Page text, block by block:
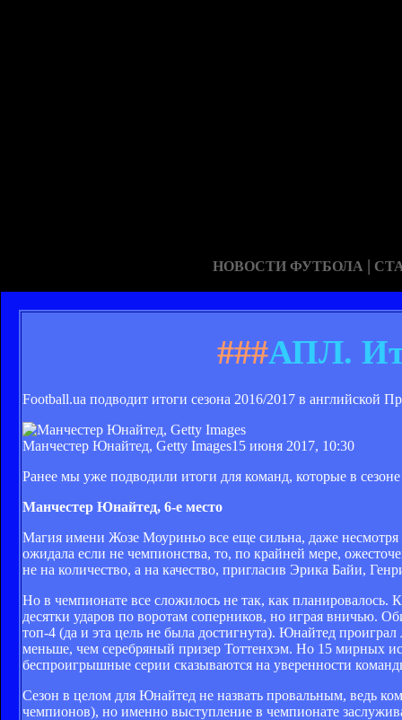
НОВОСТИ ФУТБОЛА |
###АПЛ.
Football.ua подводит итоги сезона 2016/2017 в английской
Манчестер Юнайтед, Getty Images15 июня 2017, 10:30
Ранее мы уже подводили итоги для команд, которые в
Манчестер Юнайтед, 6-е место
Магия имени Жозе Моуриньо все еще сильна, даже
ожидала если не чемпионства, то, по крайней мере,
не на количество, а на качество, пригласив Эрика Байи,
Но в чемпионате все сложилось не так, как планировалось.
десятки ударов по воротам соперников, но играя вничью.
топ-4 (да и эта цель не была достигнута). Юнайтед
меньше, чем серебряный призер Тоттенхэм. Но 15 мирных
беспроигрышные серии сказываются на уверенности
Сезон в целом для Юнайтед не назвать провальным, ведь
чемпионов), но именно выступление в чемпионате